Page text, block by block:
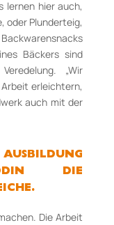
lernen hier auch,
oder Plunderteig,
Bäckers sind
„Wir
erleichtern,
auch mit der
DIE
Die Arbeit